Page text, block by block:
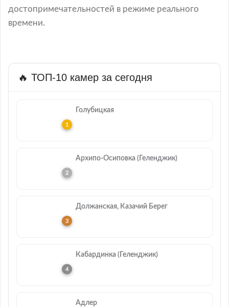
достопримечательностей в режиме реального
времени.
🔥 ТОП-10 камер за сегодня
Голубицкая
Архипо-Осиповка (Геленджик)
Должанская, Казачий Берег
Кабардинка (Геленджик)
Адлер